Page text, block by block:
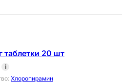
таблетки 20 шт
i
: Хлоропирамин